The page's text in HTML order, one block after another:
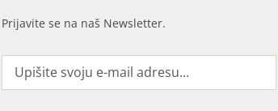
Prijavite se na naš Newsletter.